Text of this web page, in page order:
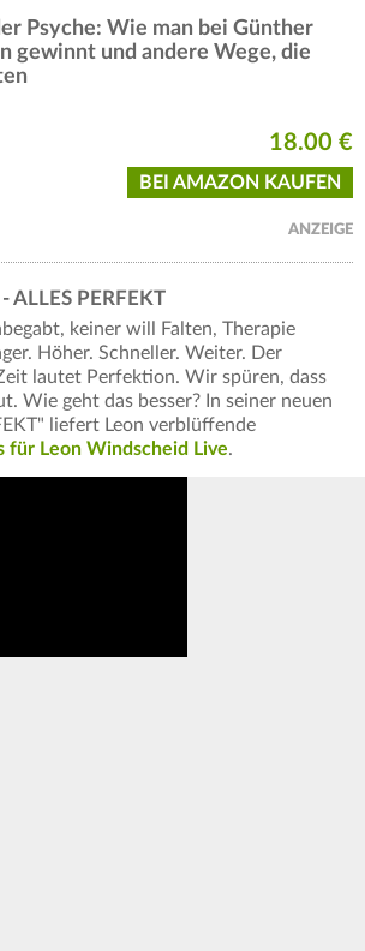
Psyche: Wie man bei Günther
gewinnt und andere Wege, die
18.00 €
BEI AMAZON KAUFEN
ANZEIGE
ALLES PERFEKT
keiner will Falten, Therapie
Höher. Schneller. Weiter. Der
lautet Perfektion. Wir spüren, dass
Wie geht das besser? In seiner neuen
liefert Leon verblüffende
für Leon Windscheid Live.